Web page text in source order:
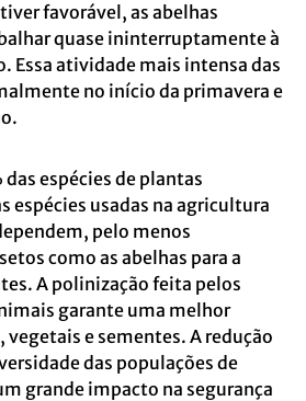
favorável, as abelhas
quase ininterruptamente à
Essa atividade mais intensa das
no início da primavera e
espécies de plantas
espécies usadas na agricultura
pelo menos
como as abelhas para a
A polinização feita pelos
garante uma melhor
e sementes. A redução
das populações de
grande impacto na segurança